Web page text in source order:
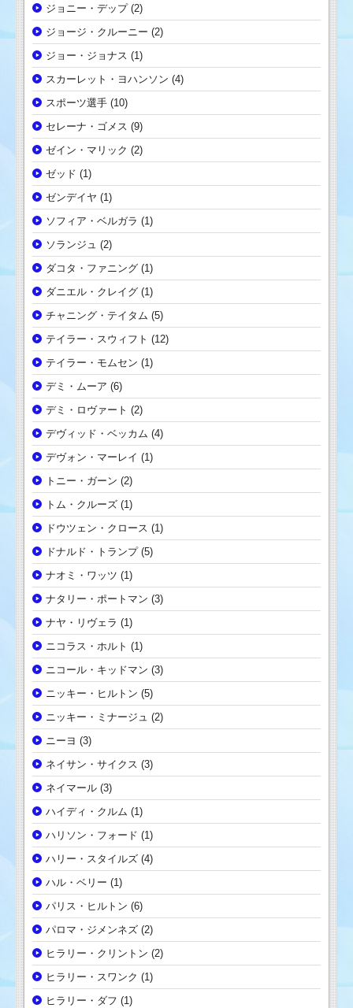
ジョニー・デップ(2)
ジョージ・クルーニー (2)
ジョー・ジョナス (1)
スカーレット・ヨハンソン (4)
スポーツ選手 (10)
セレーナ・ゴメス (9)
ゼイン・マリック (2)
ゼッド (1)
ゼンデイヤ (1)
ソフィア・ベルガラ (1)
ソランジュ (2)
ダコタ・ファニング (1)
ダニエル・クレイグ (1)
チャニング・テイタム (5)
テイラー・スウィフト (12)
テイラー・モムセン (1)
デミ・ムーア (6)
デミ・ロヴァート (2)
デヴィッド・ベッカム (4)
デヴォン・マーレイ (1)
トニー・ガーン (2)
トム・クルーズ (1)
ドウツェン・クロース (1)
ドナルド・トランプ(5)
ナオミ・ワッツ (1)
ナタリー・ポートマン (3)
ナヤ・リヴェラ (1)
ニコラス・ホルト (1)
ニコール・キッドマン (3)
ニッキー・ヒルトン (5)
ニッキー・ミナージュ (2)
ニーヨ (3)
ネイサン・サイクス (3)
ネイマール (3)
ハイディ・クルム (1)
ハリソン・フォード (1)
ハリー・スタイルズ (4)
ハル・ベリー (1)
パリス・ヒルトン (6)
パロマ・ジメンネズ (2)
ヒラリー・クリントン (2)
ヒラリー・スワンク (1)
ヒラリー・ダフ (1)